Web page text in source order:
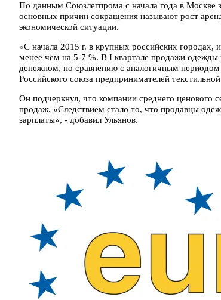
По данным Союзлегпрома с начала года в Москве
основных причин сокращения называют рост
экономической ситуации.
«С начала 2015 г. в крупных российских городах,
менее чем на 5-7 %. В I квартале продажи
денежном, по сравнению с аналогичным
Российского союза предпринимателей
Он подчеркнул, что компании среднего ценового
продаж. «Следствием стало то, что продавцы
зарплаты», - добавил Ульянов.